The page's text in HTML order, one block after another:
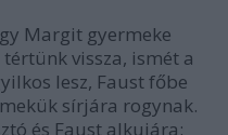
Margit gyermeke
vissza, ismét a
lesz, Faust főbe
sírjára rogynak.
és Faust alkujára: